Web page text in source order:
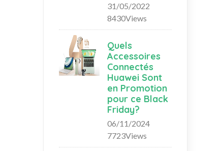
31/05/2022
8430Views
Quels
Accessoires
Connectés
Huawei Sont
en Promotion
pour ce Black
Friday?
06/11/2024
7723Views